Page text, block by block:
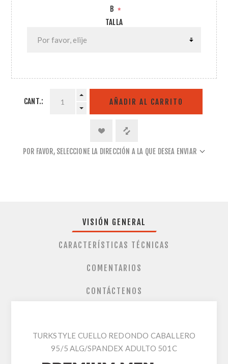
B *
TALLA
CANT.: AÑADIR AL CARRITO
POR FAVOR, SELECCIONE LA DIRECCIÓN A LA QUE DESEA ENVIAR
VISIÓN GENERAL
CARACTERÍSTICAS TÉCNICAS
COMENTARIOS
CONTÁCTENOS
TURKSTYLE CUELLO REDONDO CABALLERO
95/5 ALG/SPANDEX ADULTO 501C